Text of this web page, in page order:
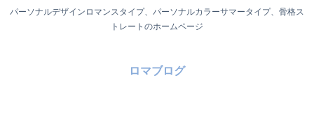
パーソナルデザインロマンスタイプ、パーソナルカラーサマータイプ、骨格ス
トレートのホームページ
ロマブログ